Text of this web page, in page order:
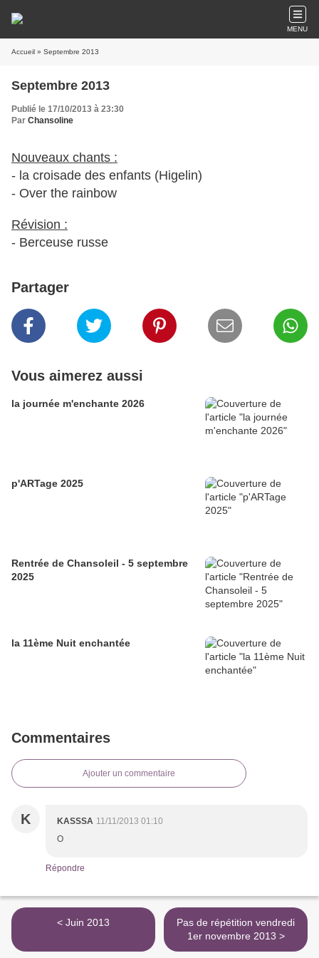
MENU
Accueil » Septembre 2013
Septembre 2013
Publié le 17/10/2013 à 23:30
Par Chansoline
Nouveaux chants :
- la croisade des enfants (Higelin)
- Over the rainbow
Révision :
- Berceuse russe
Partager
Vous aimerez aussi
la journée m'enchante 2026
p'ARTage 2025
Rentrée de Chansoleil - 5 septembre
2025
la 11ème Nuit enchantée
Commentaires
Ajouter un commentaire
K KASSSA 11/11/2013 01:10
O
Répondre
< Juin 2013
Pas de répétition vendredi
1er novembre 2013 >